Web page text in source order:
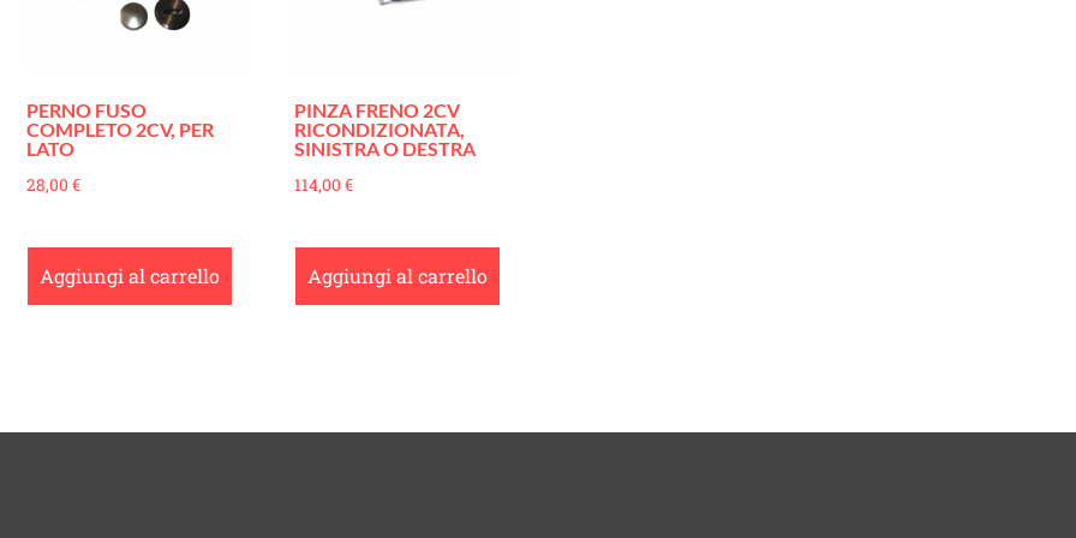
PERNO FUSO
COMPLETO 2CV, PER
LATO
28,00 €
Aggiungi al carrello
PINZA FRENO 2CV
RICONDIZIONATA,
SINISTRA O DESTRA
114,00 €
Aggiungi al carrello